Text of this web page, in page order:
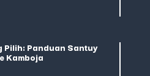
Pilih: Panduan Santuy
Kamboja